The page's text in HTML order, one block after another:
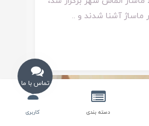
دسته بندی کاربری
ماساژ آشنا شدند و ..
تماس با ما